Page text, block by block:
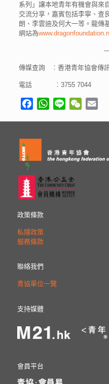
系列」讓本地青年有機會與來
交流分享，嘉賓包括李寧、查
朗、李雲迪及何大一等。龍傳
網站為
傳媒查詢 ︰香港青年協會傳
電話 ︰3755 7044
FacebookWhatsApp
Line WeChat
政策條款
私隱政策
服務條款
聯絡我們
青協單位一覽
支持媒體
會員平台